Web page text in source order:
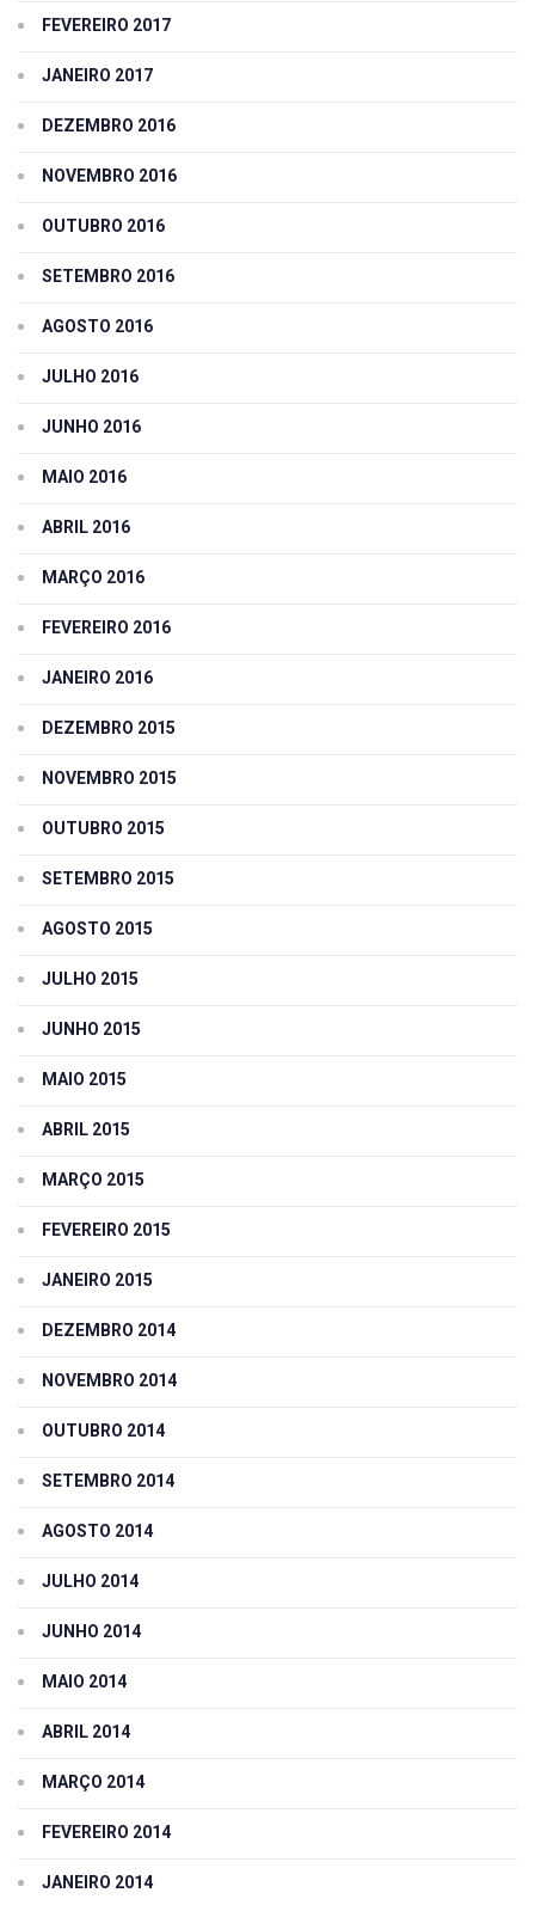
FEVEREIRO 2017
JANEIRO 2017
DEZEMBRO 2016
NOVEMBRO 2016
OUTUBRO 2016
SETEMBRO 2016
AGOSTO 2016
JULHO 2016
JUNHO 2016
MAIO 2016
ABRIL 2016
MARÇO 2016
FEVEREIRO 2016
JANEIRO 2016
DEZEMBRO 2015
NOVEMBRO 2015
OUTUBRO 2015
SETEMBRO 2015
AGOSTO 2015
JULHO 2015
JUNHO 2015
MAIO 2015
ABRIL 2015
MARÇO 2015
FEVEREIRO 2015
JANEIRO 2015
DEZEMBRO 2014
NOVEMBRO 2014
OUTUBRO 2014
SETEMBRO 2014
AGOSTO 2014
JULHO 2014
JUNHO 2014
MAIO 2014
ABRIL 2014
MARÇO 2014
FEVEREIRO 2014
JANEIRO 2014